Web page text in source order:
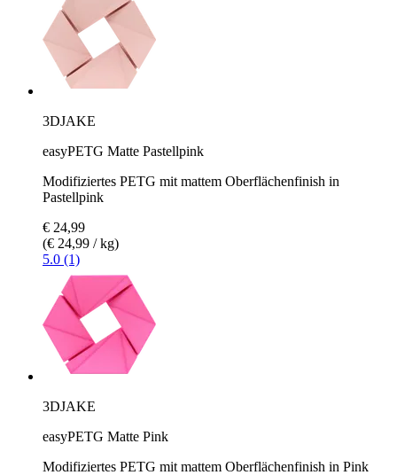
3DJAKE
easyPETG Matte Pastellpink
Modifiziertes PETG mit mattem Oberflächenfinish in
Pastellpink
€ 24,99
(€ 24,99 / kg)
5.0 (1)
3DJAKE
easyPETG Matte Pink
Modifiziertes PETG mit mattem Oberflächenfinish in Pink